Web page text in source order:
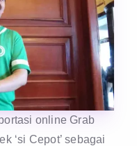
online Grab
‘si Cepot’ sebagai